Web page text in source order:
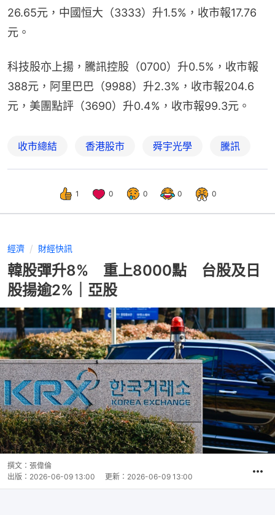
26.65元，中國恒大（3333）升1.5%，收市報17.76
元。
科技股亦上揚，騰訊控股（0700）升0.5%，收市報
388元，阿里巴巴（9988）升2.3%，收市報204.6
元，美團點評（3690）升0.4%，收市報99.3元。
收市總結 香港股市 舜宇光學 騰訊
1 0 0 0 0
經濟 財經快訊
韓股彈升8% 重上8000點 台股及日
股揚逾2%｜亞股
撰文： 張偉倫
出版： 2026-06-09 13:00 更新： 2026-06-09 13:00